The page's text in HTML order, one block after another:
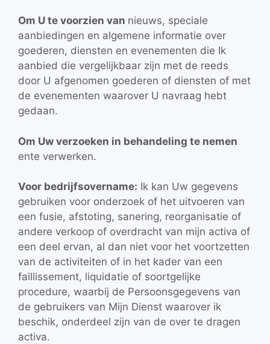
Om U te voorzien van nieuws, speciale
aanbiedingen en algemene informatie over
goederen, diensten en evenementen die Ik
aanbied die vergelijkbaar zijn met de reeds
door U afgenomen goederen of diensten of met
de evenementen waarover U navraag hebt
gedaan.
Om Uw verzoeken in behandeling te nemen
ente verwerken.
Voor bedrijfsovername: Ik kan Uw gegevens
gebruiken voor onderzoek of het uitvoeren van
een fusie, afstoting, sanering, reorganisatie of
andere verkoop of overdracht van mijn activa of
een deel ervan, al dan niet voor het voortzetten
van de activiteiten of in het kader van een
faillissement, liquidatie of soortgelijke
procedure, waarbij de Persoonsgegevens van
de gebruikers van Mijn Dienst waarover ik
beschik, onderdeel zijn van de over te dragen
activa.